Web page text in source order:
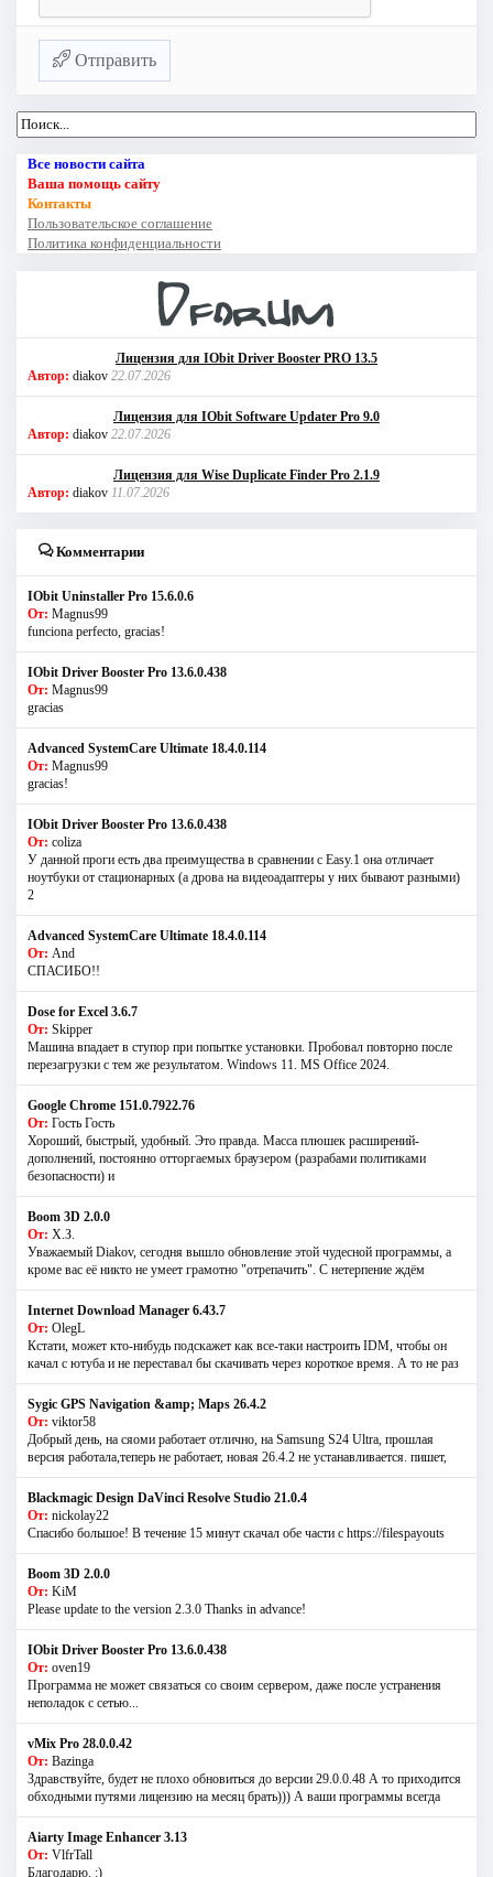
Отправить
Все новости сайта
Ваша помощь сайту
Контакты
Пользовательское соглашение
Политика конфиденциальности
Лицензия для IObit Driver Booster PRO 13.5
Автор: diakov 22.07.2026
Лицензия для IObit Software Updater Pro 9.0
Автор: diakov 22.07.2026
Лицензия для Wise Duplicate Finder Pro 2.1.9
Автор: diakov 11.07.2026
Комментарии
IObit Uninstaller Pro 15.6.0.6
От: Magnus99
funciona perfecto, gracias!
IObit Driver Booster Pro 13.6.0.438
От: Magnus99
gracias
Advanced SystemCare Ultimate 18.4.0.114
От: Magnus99
gracias!
IObit Driver Booster Pro 13.6.0.438
От: coliza
У данной проги есть два преимущества в сравнении с Easy.1 она отличает
ноутбуки от стационарных (а дрова на видеоадаптеры у них бывают разными)
2
Advanced SystemCare Ultimate 18.4.0.114
От: And
СПАСИБО!!
Dose for Excel 3.6.7
От: Skipper
Машина впадает в ступор при попытке установки. Пробовал повторно после
перезагрузки с тем же результатом. Windows 11. MS Offiсe 2024.
Google Chrome 151.0.7922.76
От: Гость Гость
Хороший, быстрый, удобный. Это правда. Масса плюшек расширений-
дополнений, постоянно отторгаемых браузером (разрабами политиками
безопасности) и
Boom 3D 2.0.0
От: Х.З.
Уважаемый Diakov, сегодня вышло обновление этой чудесной программы, а
кроме вас её никто не умеет грамотно "отрепачить". С нетерпение ждём
Internet Download Manager 6.43.7
От: OlegL
Кстати, может кто-нибудь подскажет как все-таки настроить IDM, чтобы он
качал с ютуба и не переставал бы скачивать через короткое время. А то не раз
Sygic GPS Navigation &amp; Maps 26.4.2
От: viktor58
Добрый день, на сяоми работает отлично, на Samsung S24 Ultra, прошлая
версия работала,теперь не работает, новая 26.4.2 не устанавливается. пишет,
Blackmagic Design DaVinci Resolve Studio 21.0.4
От: nickolay22
Спасибо большое! В течение 15 минут скачал обе части с https://filespayouts
Boom 3D 2.0.0
От: KiM
Please update to the version 2.3.0 Thanks in advance!
IObit Driver Booster Pro 13.6.0.438
От: oven19
Программа не может связаться со своим сервером, даже после устранения
неполадок с сетью...
vMix Pro 28.0.0.42
От: Bazinga
Здравствуйте, будет не плохо обновиться до версии 29.0.0.48 А то приходится
обходными путями лицензию на месяц брать))) А ваши программы всегда
Aiarty Image Enhancer 3.13
От: VlfrTall
Благодарю. :)